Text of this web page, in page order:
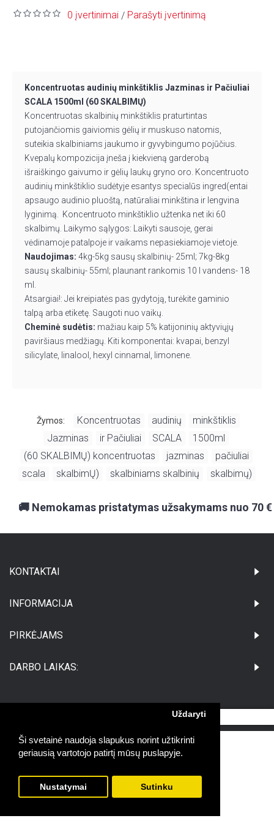
Ši svetainė naudoja slapukus norint užtikrinti
geriausią vartotojo patirtį mūsų puslapyje.
Uždaryti
Nustatymai Sutinku
0 įvertinimai / Parašyti įvertinimą
Koncentruotas audinių minkštiklis Jazminas ir Pačiuliai
SCALA 1500ml (60 SKALBIMŲ)
Koncentruotas skalbinių minkštiklis praturtintas
putojančiomis gaiviomis gėlių ir muskuso natomis,
suteikia skalbiniams jaukumo ir gyvybingumo pojūčius.
Kvepalų kompozicija įneša į kiekvieną garderobą
išraiškingo gaivumo ir gėlių laukų gryno oro. Koncentruoto
audinių minkštiklio sudėtyje esantys specialūs ingred(entai
apsaugo audinio pluoštą, natūraliai minkština ir lengvina
lyginimą. Koncentruoto minkštiklio užtenka net iki 60
skalbimų. Laikymo sąlygos: Laikyti sausoje, gerai
vėdinamoje patalpoje ir vaikams nepasiekiamoje vietoje.
Naudojimas: 4kg-5kg sausų skalbinių- 25ml; 7kg-8kg
sausų skalbinių- 55ml; plaunant rankomis 10 l vandens- 18
ml.
Atsargiai!: Jei kreipiatės pas gydytoją, turėkite gaminio
talpą arba etiketę. Saugoti nuo vaikų.
Cheminė sudėtis: mažiau kaip 5% katijoninių aktyviųjų
paviršiaus medžiagų. Kiti komponentai: kvapai, benzyl
silicylate, linalool, hexyl cinnamal, limonene.
Žymos: Koncentruotas audinių minkštiklis
Jazminas ir Pačiuliai SCALA 1500ml
(60 SKALBIMŲ) koncentruotas jazminas pačiuliai
scala skalbimŲ) skalbiniams skalbinių skalbimų)
🚚 Nemokamas pristatymas užsakymams nuo 70 €
KONTAKTAI
INFORMACIJA
PIRKĖJAMS
DARBO LAIKAS:
©Visos teisės saugomos UAB Medikatus